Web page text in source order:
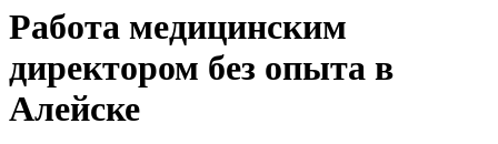
Работа медицинским
директором без опыта в
Алейске